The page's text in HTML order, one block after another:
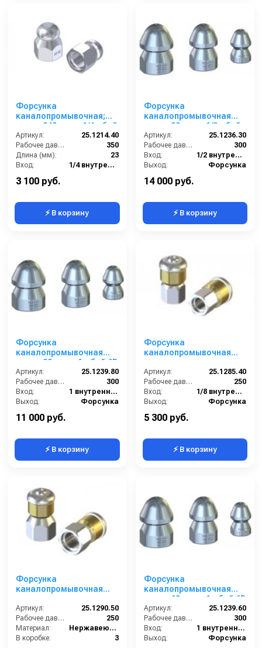
Форсунка
каналопромывочная;
сопло 040; вход 1/4г; бой
3Rx1F
Артикул:
25.1214.40
Рабочее давление (бар):
350
Длина (мм):
23
Вход:
1/4 внутренняя резьба
3 100 руб.
⚡ В корзину
Форсунка
каналопромывочная
сопло 30; вход 1/2г; бой
6R.
Артикул:
25.1236.30
Рабочее давление (бар):
300
Вход:
1/2 внутренняя резьба
Выход:
Форсунка
14 000 руб.
⚡ В корзину
Форсунка
каналопромывочная
сопло 80; вход 1г; бой 6R
Артикул:
25.1239.80
Рабочее давление (бар):
300
Вход:
1 внутренняя резьба
Выход:
Форсунка
11 000 руб.
⚡ В корзину
Форсунка
каналопромывочная
040; вход 1/8г; бой 3R
Артикул:
25.1285.40
Рабочее давление (бар):
250
Вход:
1/8 внутренняя резьба
Выход:
Форсунка
5 300 руб.
⚡ В корзину
Форсунка
каналопромывочная
050; вход 1/4г; бой 3R
Артикул:
25.1290.50
Рабочее давление (бар):
250
Материал:
Нержавеющая сталь
В коробке:
3
Форсунка
каналопромывочная
сопло 60; вход 1г; бой 6R
Артикул:
25.1239.60
Рабочее давление (бар):
300
Вход:
1 внутренняя резьба
Выход:
Форсунка